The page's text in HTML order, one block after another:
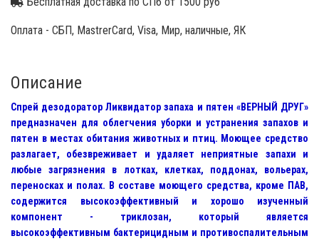
Оплата - СБП, MastrerCard, Visa, Мир, наличные, ЯК
Описание
Спрей дезодоратор Ликвидатор запаха и пятен «ВЕРНЫЙ ДРУГ»
предназначен для облегчения уборки и устранения запахов и
пятен в местах обитания животных и птиц. Моющее средство
разлагает, обезвреживает и удаляет неприятные запахи и
любые загрязнения в лотках, клетках, поддонах, вольерах,
переносках и полах. В составе моющего средства, кроме ПАВ,
содержится высокоэффективный и хорошо изученный
компонент - триклозан, который является
высокоэффективным бактерицидным и противоспалительным